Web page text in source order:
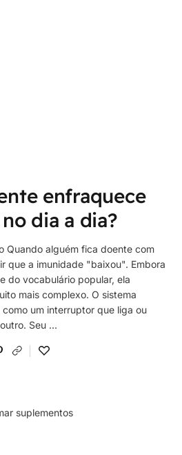
enfraquece
dia a dia?
Quando alguém fica doente com
que a imunidade "baixou". Embora
do vocabulário popular, ela
mais complexo. O sistema
um interruptor que liga ou
Seu ...